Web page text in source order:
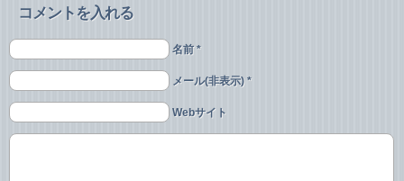
コメントを入れる
名前 *
メール(非表示) *
Webサイト